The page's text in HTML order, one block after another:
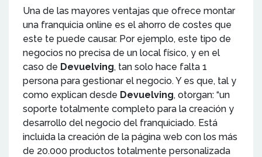
Una de las mayores ventajas que ofrece montar
una franquicia online es el ahorro de costes que
este te puede causar. Por ejemplo, este tipo de
negocios no precisa de un local físico, y en el
caso de Devuelving, tan solo hace falta 1
persona para gestionar el negocio. Y es que, tal y
como explican desde Devuelving, otorgan: “un
soporte totalmente completo para la creación y
desarrollo del negocio del franquiciado. Está
incluida la creación de la página web con los más
de 20.000 productos totalmente personalizada